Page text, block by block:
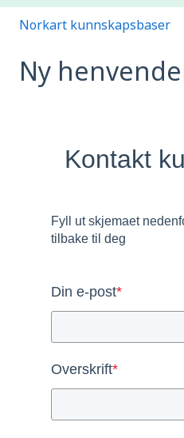
Norkart kunnskapsbaser
Ny
Kontakt
Fyll ut skjemaet
tilbake til deg
Din e-post*
Overskrift*